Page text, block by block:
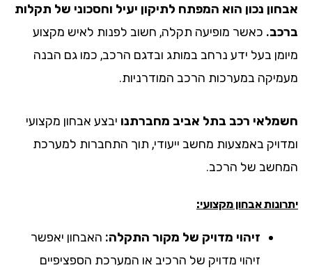
נכון הוא המפתח לתיקון יעיל וחסכוני של תקלות
כאשר מופיעה תקלה, חשוב לפנות לאיש מקצוע
בעל ידע נרחב במותג ובדגם הרכב, כמו גם הבנה
במערכות הרכב המודרניות.
רכב בתל אביב מחברתנויבצע אבחון מקצועי
באמצעות מחשב ייעודי, תוך התחברות למערכת
של הרכב.
אבחון מקצועי:
זיהוי מדויק של מקור התקלה:האבחון יאפשר
זיהוי מדויק של הרכיב או המערכת הספציפיים